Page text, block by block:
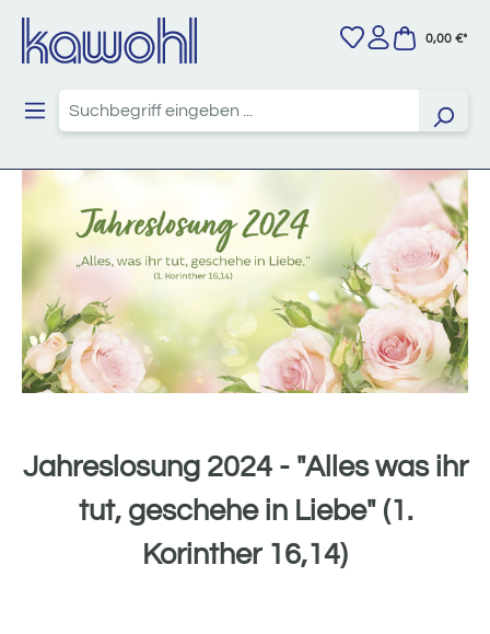
0,00 €*
Jahreslosung 2024 - "Alles was ihr
tut, geschehe in Liebe" (1.
Korinther 16,14)